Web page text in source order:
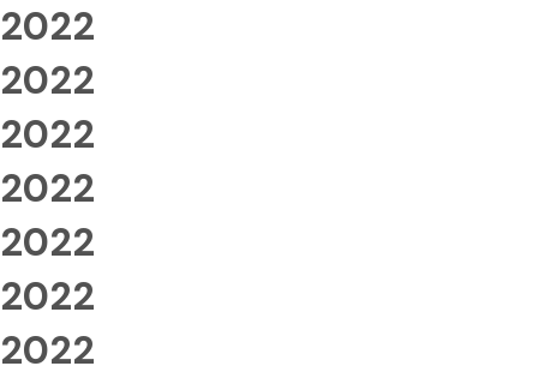
2022
2022
2022
2022
2022
2022
2022